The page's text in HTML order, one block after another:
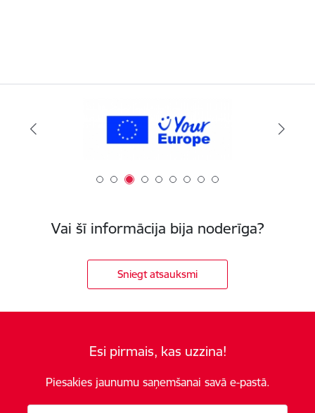
Vai šī informācija bija noderīga?
Sniegt atsauksmi
Esi pirmais, kas uzzina!
Piesakies jaunumu saņemšanai savā e-pastā.